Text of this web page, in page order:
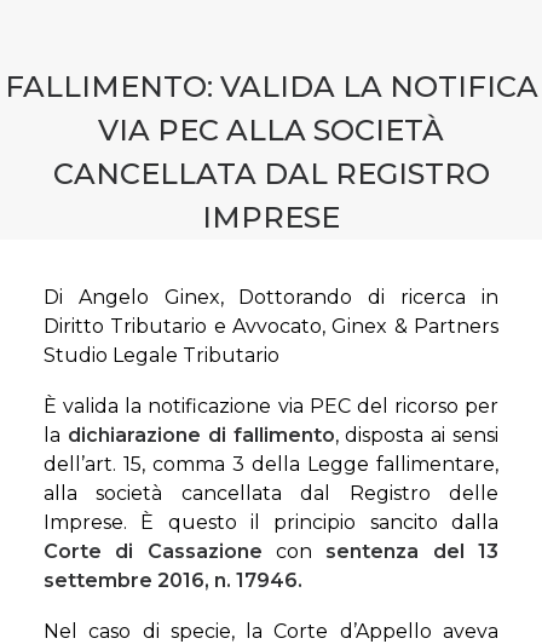
FALLIMENTO: VALIDA LA NOTIFICA
VIA PEC ALLA SOCIETÀ
CANCELLATA DAL REGISTRO
IMPRESE
Di Angelo Ginex, Dottorando di ricerca in
Diritto Tributario e Avvocato, Ginex & Partners
Studio Legale Tributario
È valida la notificazione via PEC del ricorso per
la dichiarazione di fallimento, disposta ai sensi
dell’art. 15, comma 3 della Legge fallimentare,
alla società cancellata dal Registro delle
Imprese. È questo il principio sancito dalla
Corte di Cassazione con sentenza del 13
settembre 2016, n. 17946.
Nel caso di specie, la Corte d’Appello aveva